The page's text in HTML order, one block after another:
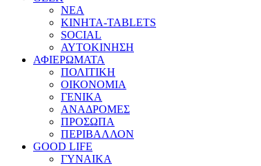
ΝΕΑ
ΚΙΝΗΤΑ-TABLETS
SOCIAL
ΑΥΤΟΚΙΝΗΣΗ
ΑΦΙΕΡΩΜΑΤΑ
ΠΟΛΙΤΙΚΗ
ΟΙΚΟΝΟΜΙΑ
ΓΕΝΙΚΑ
ΑΝΑΔΡΟΜΕΣ
ΠΡΟΣΩΠΑ
ΠΕΡΙΒΑΛΛΟΝ
GOOD LIFE
ΓΥΝΑΙΚΑ